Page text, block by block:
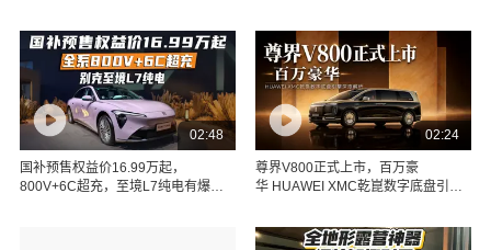
02:48
国补预售权益价16.99万起，
800V+6C超充，至境L7纯电有爆款
02:24
尊界V800正式上市，百万豪
华 HUAWEI XMC乾崑数字底盘引擎